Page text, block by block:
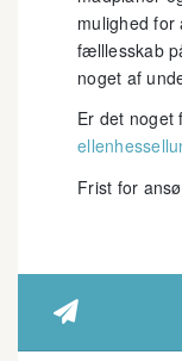
mulighed
fælllesskab
noget af
Er det noget
Frist for
